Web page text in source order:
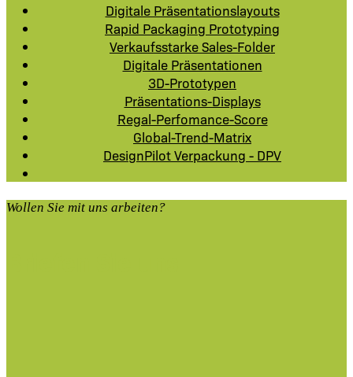
Digitale Präsentationslayouts
Rapid Packaging Prototyping
Verkaufsstarke Sales-Folder
Digitale Präsentationen
3D-Prototypen
Präsentations-Displays
Regal-Perfomance-Score
Global-Trend-Matrix
DesignPilot Verpackung - DPV
Wollen Sie mit uns arbeiten?